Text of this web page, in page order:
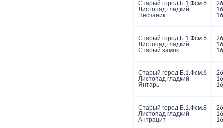
Старый город Б.1.Фсм.6
Листопад гладкий
Песчаник
Старый город Б.1.Фсм.6
Листопад гладкий
Старый замок
Старый город Б.1.Фсм.6
Листопад гладкий
Янтарь
Старый город Б.1.Фсм.8
Листопад гладкий
Антрацит